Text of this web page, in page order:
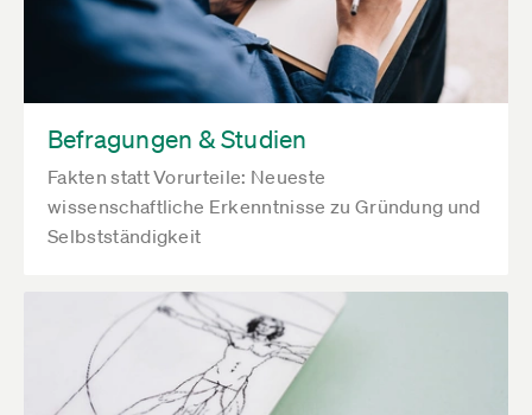
Befragungen & Studien
Fakten statt Vorurteile: Neueste
wissenschaftliche Erkenntnisse zu Gründung und
Selbstständigkeit